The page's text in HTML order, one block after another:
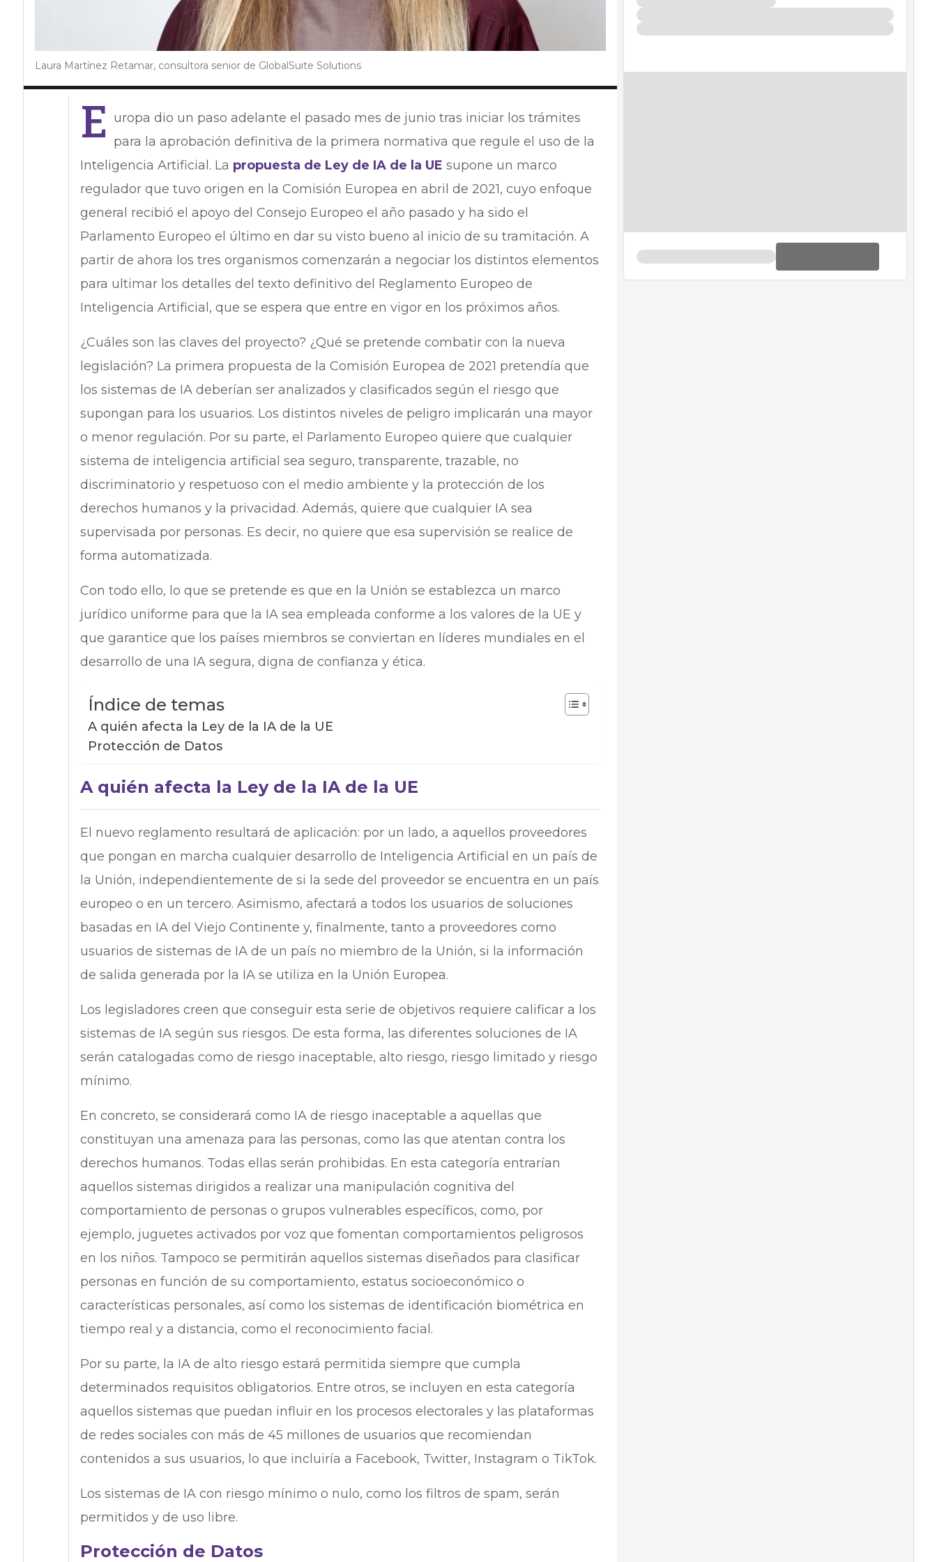
Laura Martínez Retamar, consultora senior de GlobalSuite Solutions
E uropa dio un paso adelante el pasado mes de junio tras iniciar los trámites
para la aprobación definitiva de la primera normativa que regule el uso de la
Inteligencia Artificial. La propuesta de Ley de IA de la UE supone un marco
regulador que tuvo origen en la Comisión Europea en abril de 2021, cuyo enfoque
general recibió el apoyo del Consejo Europeo el año pasado y ha sido el
Parlamento Europeo el último en dar su visto bueno al inicio de su tramitación. A
partir de ahora los tres organismos comenzarán a negociar los distintos elementos
para ultimar los detalles del texto definitivo del Reglamento Europeo de
Inteligencia Artificial, que se espera que entre en vigor en los próximos años.
¿Cuáles son las claves del proyecto? ¿Qué se pretende combatir con la nueva
legislación? La primera propuesta de la Comisión Europea de 2021 pretendía que
los sistemas de IA deberían ser analizados y clasificados según el riesgo que
supongan para los usuarios. Los distintos niveles de peligro implicarán una mayor
o menor regulación. Por su parte, el Parlamento Europeo quiere que cualquier
sistema de inteligencia artificial sea seguro, transparente, trazable, no
discriminatorio y respetuoso con el medio ambiente y la protección de los
derechos humanos y la privacidad. Además, quiere que cualquier IA sea
supervisada por personas. Es decir, no quiere que esa supervisión se realice de
forma automatizada.
Con todo ello, lo que se pretende es que en la Unión se establezca un marco
jurídico uniforme para que la IA sea empleada conforme a los valores de la UE y
que garantice que los países miembros se conviertan en líderes mundiales en el
desarrollo de una IA segura, digna de confianza y ética.
Índice de temas
A quién afecta la Ley de la IA de la UE
Protección de Datos
A quién afecta la Ley de la IA de la UE
El nuevo reglamento resultará de aplicación: por un lado, a aquellos proveedores
que pongan en marcha cualquier desarrollo de Inteligencia Artificial en un país de
la Unión, independientemente de si la sede del proveedor se encuentra en un país
europeo o en un tercero. Asimismo, afectará a todos los usuarios de soluciones
basadas en IA del Viejo Continente y, finalmente, tanto a proveedores como
usuarios de sistemas de IA de un país no miembro de la Unión, si la información
de salida generada por la IA se utiliza en la Unión Europea.
Los legisladores creen que conseguir esta serie de objetivos requiere calificar a los
sistemas de IA según sus riesgos. De esta forma, las diferentes soluciones de IA
serán catalogadas como de riesgo inaceptable, alto riesgo, riesgo limitado y riesgo
mínimo.
En concreto, se considerará como IA de riesgo inaceptable a aquellas que
constituyan una amenaza para las personas, como las que atentan contra los
derechos humanos. Todas ellas serán prohibidas. En esta categoría entrarían
aquellos sistemas dirigidos a realizar una manipulación cognitiva del
comportamiento de personas o grupos vulnerables específicos, como, por
ejemplo, juguetes activados por voz que fomentan comportamientos peligrosos
en los niños. Tampoco se permitirán aquellos sistemas diseñados para clasificar
personas en función de su comportamiento, estatus socioeconómico o
características personales, así como los sistemas de identificación biométrica en
tiempo real y a distancia, como el reconocimiento facial.
Por su parte, la IA de alto riesgo estará permitida siempre que cumpla
determinados requisitos obligatorios. Entre otros, se incluyen en esta categoría
aquellos sistemas que puedan influir en los procesos electorales y las plataformas
de redes sociales con más de 45 millones de usuarios que recomiendan
contenidos a sus usuarios, lo que incluiría a Facebook, Twitter, Instagram o TikTok.
Los sistemas de IA con riesgo mínimo o nulo, como los filtros de spam, serán
permitidos y de uso libre.
Protección de Datos